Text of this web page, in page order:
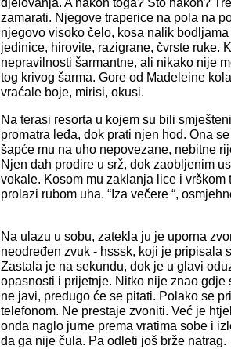
zamarati. Njegove traperice na pola na
njegovo visoko čelo, kosa nalik
jedinice, hirovite, razigrane, čvrste ruke.
nepravilnosti šarmantne, ali nikako nije
tog krivog šarma. Gore od Madeleine
vraćale boje, mirisi, okusi.
Na terasi resorta u kojem su bili
promatra leđa, dok prati njen hod. Ona
šapće mu na uho nepovezane, nebitne
Njen dah prodire u srž, dok zaobljenim
vokale. Kosom mu zaklanja lice i vrškom
prolazi rubom uha. “Iza večere “,
Na ulazu u sobu, zatekla ju je uporna
neodređen zvuk - hsssk, koji je pripisala
Zastala je na sekundu, dok je u glavi
opasnosti i prijetnje. Nitko nije znao gdje
ne javi, predugo će se pitati. Polako se
telefonom. Ne prestaje zvoniti. Već je
onda naglo jurne prema vratima sobe i
da ga nije čula. Pa odleti još brže natrag.